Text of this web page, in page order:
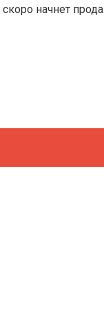
начнет